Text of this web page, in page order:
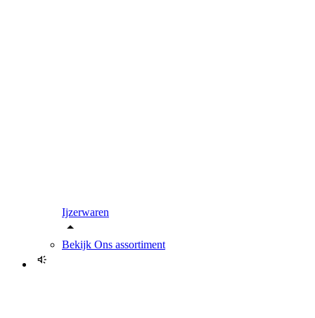
Ijzerwaren
Bekijk Ons assortiment